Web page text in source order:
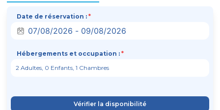
Date de réservation : *
Hébergements et occupation : *
Vérifier la disponibilité